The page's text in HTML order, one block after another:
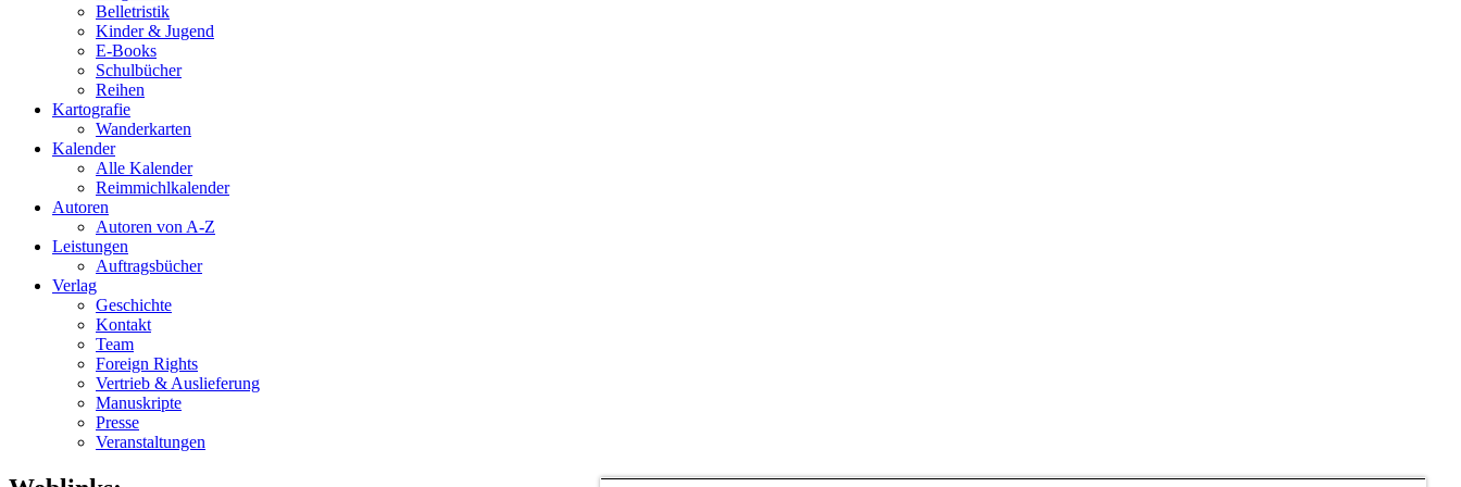
Belletristik
Kinder & Jugend
E-Books
Schulbücher
Reihen
Kartografie
Wanderkarten
Kalender
Alle Kalender
Reimmichlkalender
Autoren
Autoren von A-Z
Leistungen
Auftragsbücher
Verlag
Geschichte
Kontakt
Team
Foreign Rights
Vertrieb & Auslieferung
Manuskripte
Presse
Veranstaltungen